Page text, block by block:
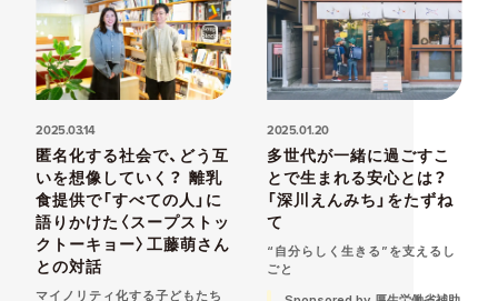
2025.03.14
匿名化する社会で、どう互
いを想像していく？ 離乳
食提供で「すべての人」に
語りかけた〈スープストッ
クトーキョー〉工藤萌さん
との対話
マイノリティ化する子どもたち
2025.01.20
多世代が一緒に過ごすこ
とで生まれる安心とは？
「深川えんみち」をたずね
て
“自分らしく生きる”を支えるし
ごと